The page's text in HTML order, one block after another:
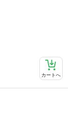
カートへ